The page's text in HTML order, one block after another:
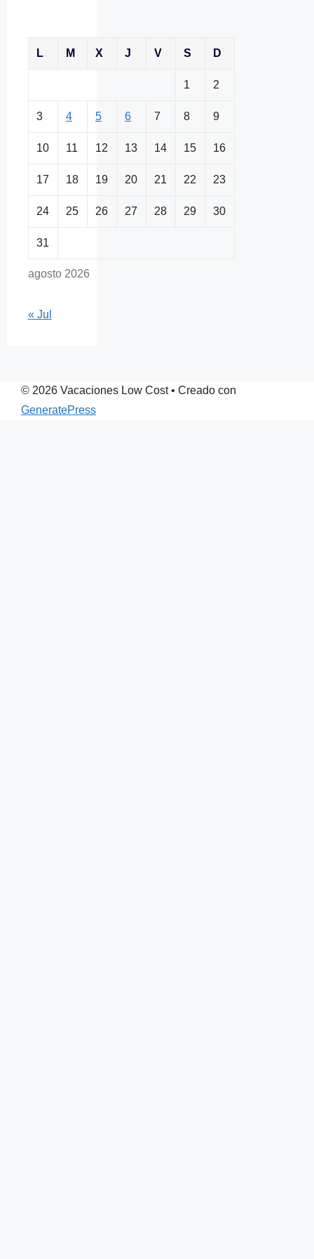
agosto 2026
L M X J V S D
1 2
3 4 5 6 7 8 9
10 11 12 13 14 15 16
17 18 19 20 21 22 23
24 25 26 27 28 29 30
31
« Jul
© 2026 Vacaciones Low Cost• Creado con
GeneratePress